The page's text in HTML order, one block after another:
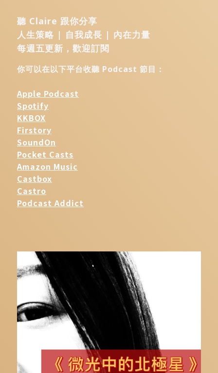
聽 Claire 跟你分享
人生策略 | 自我成長 | 內在力量
每週五更新，歡迎訂閱
你可以在以下平台收聽 Podcast 節目：
Apple Podcast
Spotify
KKBOX
Firstory
SoundOn
Pocket Casts
Amazon Music
Castbox
Castro
Podcast Addict